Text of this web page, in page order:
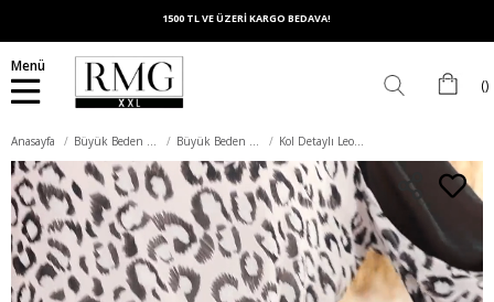
1500 TL VE ÜZERİ KARGO BEDAVA!
Menü
Anasayfa Büyük Beden Elbise Büyük Beden Abiye Elbise Kol Detaylı Leopar Desenli Büyük Beden Ekru Elbise